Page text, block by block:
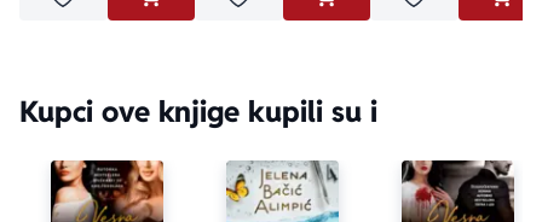
Dodaj u omiljeneDODAJ U KORPUDodaj u omiljeneDODAJ U KORPU
Dodaj u
Kupci ove knjige kupili su i